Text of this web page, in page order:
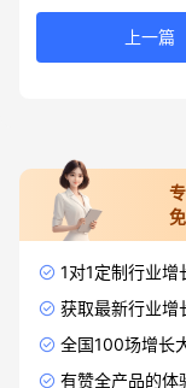
上一篇
1对1定制行业增
获取最新行业增
全国100场增长
有赞全产品的体